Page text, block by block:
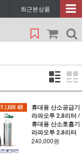
최근본상품
휴대용 산소공급기
라파오투 2.8리터 /
휴대용 산소호흡기
라파오투 2.8리터
240,000원